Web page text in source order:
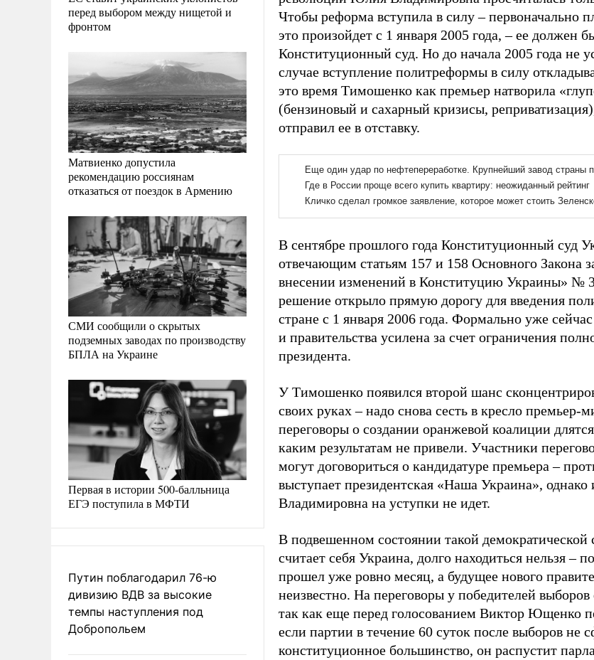
перед выбором между нищетой и
фронтом
Матвиенко допустила
рекомендацию россиянам
отказаться от поездок в Армению
СМИ сообщили о скрытых
подземных заводах по производству
БПЛА на Украине
Первая в истории 500-балльница
ЕГЭ поступила в МФТИ
Путин поблагодарил 76-ю
дивизию ВДВ за высокие
темпы наступления под
Добропольем
Чтобы реформа вступила в силу – первоначально
это произойдет с 1 января 2005 года, – ее должен
Конституционный суд. Но до начала 2005 года не
случае вступление политреформы в силу
это время Тимошенко как премьер натворила
(бензиновый и сахарный кризисы,
отправил ее в отставку.
В сентябре прошлого года Конституционный суд
отвечающим статьям 157 и 158 Основного Закона
внесении изменений в Конституцию Украины» №
решение открыло прямую дорогу для введения
стране с 1 января 2006 года. Формально уже
и правительства усилена за счет ограничения
президента.
У Тимошенко появился второй шанс
своих руках – надо снова сесть в кресло премьер-
переговоры о создании оранжевой коалиции
каким результатам не привели. Участники
могут договориться о кандидатуре премьера –
выступает президентская «Наша Украина»,
Владимировна на уступки не идет.
В подвешенном состоянии такой демократической
считает себя Украина, долго находиться нельзя –
прошел уже ровно месяц, а будущее нового
неизвестно. На переговоры у победителей выборов
так как еще перед голосованием Виктор Ющенко
если партии в течение 60 суток после выборов не
конституционное большинство, он распустит